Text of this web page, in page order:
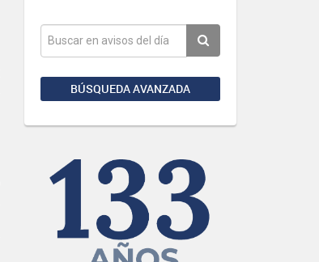
BÚSQUEDA AVANZADA